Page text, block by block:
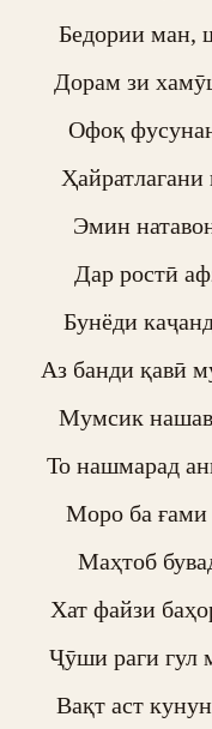
Бедории ман,
Дорам зи
Офоқ
Эмин
Дар ростӣ
Бунёди
Аз банди қавӣ
Мумсик
То нашмарад
Моро ба
Маҳтоб
Хат файзи
Ҷӯши раги гул
Вақт аст